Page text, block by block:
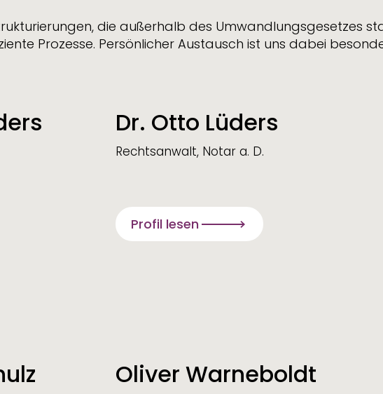
die außerhalb des Umwandlungsgesetzes
Prozesse. Persönlicher Austausch ist uns dabei
Dr. Otto Lüders
Rechtsanwalt, Notar a. D.
Profil lesen
Oliver Warneboldt